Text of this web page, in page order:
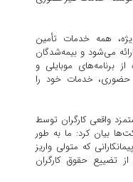
همه خدمات تأمین
می‌شود و بیمه‌شدگان
برنامه‌های موبایلی و
حضوری، خدمات خود را
واقعی کارگران توسط
بیان کرد: ما به طور
که متولی واریز
تضییع حقوق کارگران